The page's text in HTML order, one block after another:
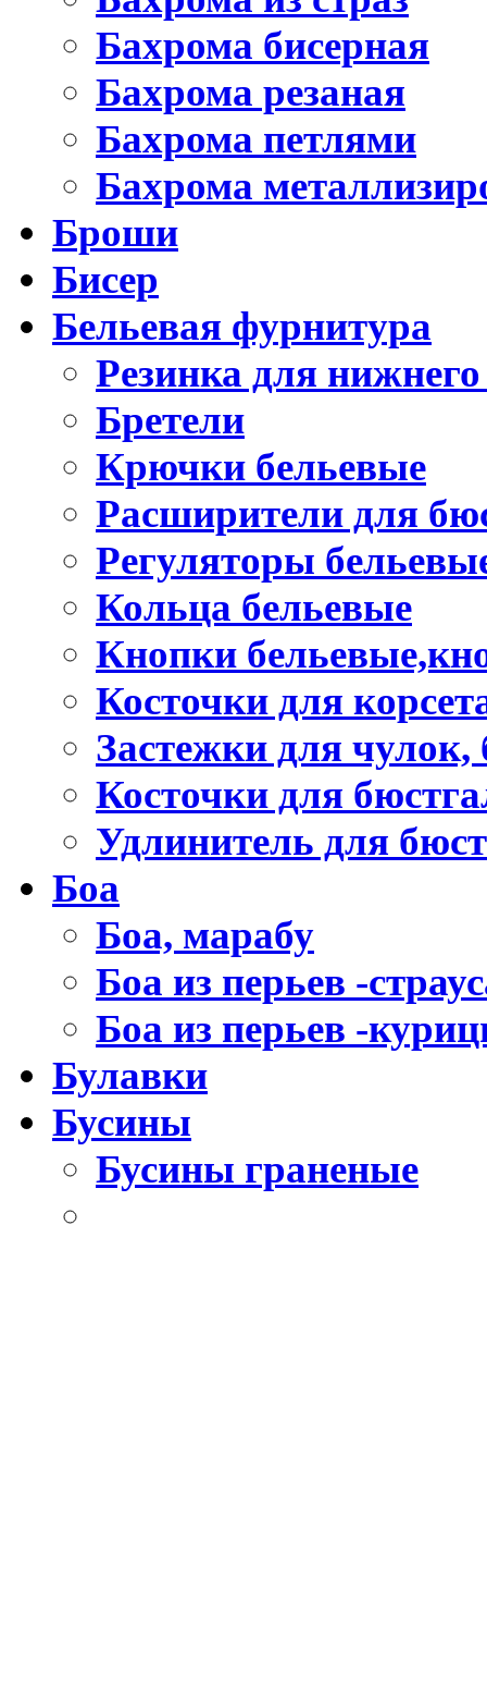
Бахрома бисерная
Бахрома резаная
Бахрома петлями
Бахрома
Броши
Бисер
Бельевая фурнитура
Резинка для
Бретели
Крючки бельевые
Расширители для
Регуляторы
Кольца бельевые
Кнопки
Косточки для
Застежки для чулок,
Косточки для
Удлинитель для
Боа
Боа, марабу
Боа из перьев -
Боа из перьев -
Булавки
Бусины
Бусины граненые